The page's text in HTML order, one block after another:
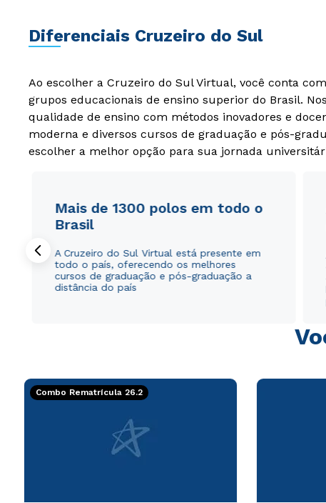
Diferenciais Cruzeiro do Sul
Ao escolher a Cruzeiro do Sul Virtual, você conta
grupos educacionais de ensino superior do Brasil.
qualidade de ensino com métodos inovadores e
moderna e diversos cursos de graduação e pós-
escolher a melhor opção para sua jornada
Mais de 1300 polos em todo o
Brasil
A Cruzeiro do Sul Virtual está presente em
todo o país, oferecendo os melhores
cursos de graduação e pós-graduação a
distância do país
Combo Rematrícula 26.2